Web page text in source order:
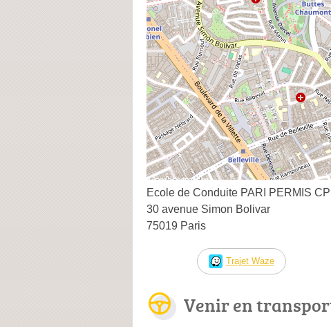
Ecole de Conduite PARI PERMIS
30 avenue Simon Bolivar
75019 Paris
Trajet Waze
Venir en